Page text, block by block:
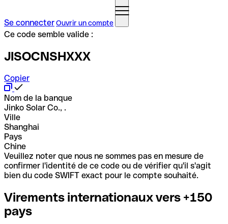
Se connecterOuvrir un compte
Ce code semble valide :
JISOCNSHXXX
Copier
Nom de la banque
Jinko Solar Co., .
Ville
Shanghai
Pays
Chine
Veuillez noter que nous ne sommes pas en mesure de
confirmer l'identité de ce code ou de vérifier qu'il s'agit
bien du code SWIFT exact pour le compte souhaité.
Virements internationaux vers +150
pays